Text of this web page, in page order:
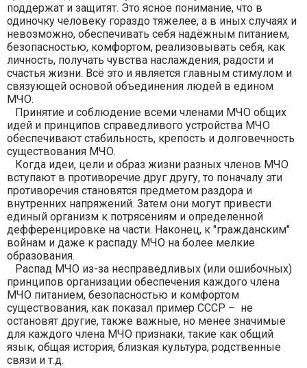
поддержат и защитят. Это ясное понимание, что в
одиночку человеку гораздо тяжелее, а в иных случаях и
невозможно, обеспечивать себя надёжным питанием,
безопасностью, комфортом, реализовывать себя, как
личность, получать чувства наслаждения, радости и
счастья жизни. Всё это и является главным стимулом и
связующей основой объединения людей в едином
МЧО.
Принятие и соблюдение всеми членами МЧО общих
идей и принципов справедливого устройства МЧО
обеспечивают стабильность, крепость и долговечность
существования МЧО.
Когда идеи, цели и образ жизни разных членов МЧО
вступают в противоречие друг другу, то поначалу эти
противоречия становятся предметом раздора и
внутренних напряжений. Затем они могут привести
единый организм к потрясениям и определенной
дефференцировке на части. Наконец, к "гражданским"
войнам и даже к распаду МЧО на более мелкие
образования.
Распад МЧО из-за несправедливых (или ошибочных)
принципов организации обеспечения каждого члена
МЧО питанием, безопасностью и комфортом
существования, как показал пример СССР – не
остановят другие, также важные, но менее значимые
для каждого члена МЧО признаки, такие как общий
язык, общая история, близкая культура, родственные
связи и т.д.